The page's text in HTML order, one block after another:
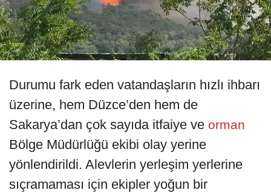
Durumu fark eden vatandaşların hızlı ihbarı
üzerine, hem Düzce’den hem de
Sakarya’dan çok sayıda itfaiye ve orman
Bölge Müdürlüğü ekibi olay yerine
yönlendirildi. Alevlerin yerleşim yerlerine
sıçramaması için ekipler yoğun bir